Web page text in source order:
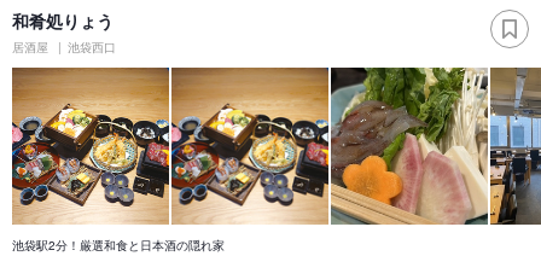
和肴処りょう
居酒屋 池袋西口
池袋駅2分！厳選和食と日本酒の隠れ家